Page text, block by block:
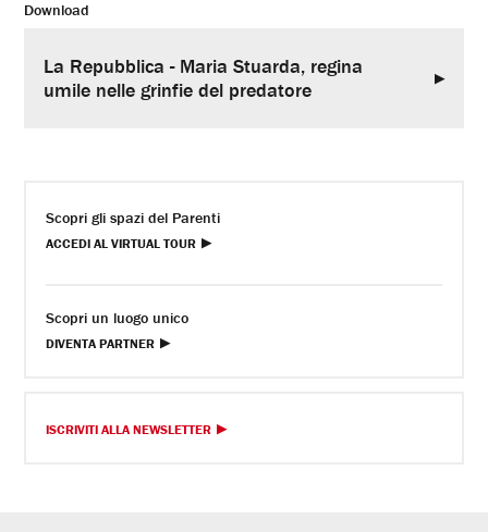
Download
La Repubblica - Maria Stuarda, regina
umile nelle grinfie del predatore
Scopri gli spazi del Parenti
ACCEDI AL VIRTUAL TOUR
Scopri un luogo unico
DIVENTA PARTNER
ISCRIVITI ALLA NEWSLETTER